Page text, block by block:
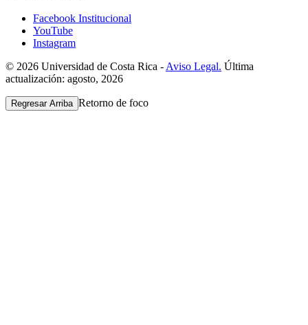
Facebook Institucional
YouTube
Instagram
© 2026 Universidad de Costa Rica - Aviso Legal. Última
actualización: agosto, 2026
Regresar Arriba Retorno de foco